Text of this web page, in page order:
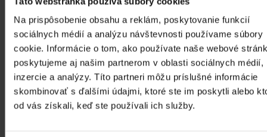
Na prispôsobenie obsahu a reklám, poskytovanie funkcií
sociálnych médií a analýzu návštevnosti používame súbory
cookie. Informácie o tom, ako používate naše webové
poskytujeme aj našim partnerom v oblasti sociálnych médií,
inzercie a analýzy. Títo partneri môžu príslušné informácie
skombinovať s ďalšími údajmi, ktoré ste im poskytli alebo
od vás získali, keď ste používali ich služby.
Skladom 11,80 €
Gott Karel: Snění o Vánocích
3CD
Skladom 16,90 €